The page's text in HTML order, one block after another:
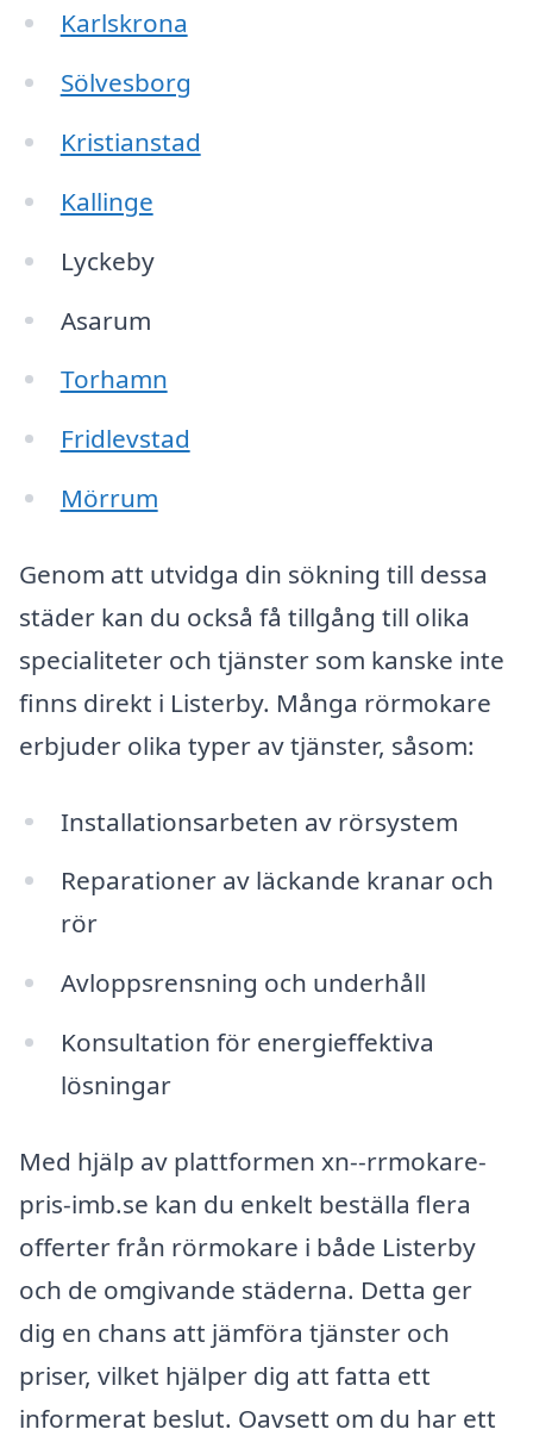
Karlskrona
Sölvesborg
Kristianstad
Kallinge
Lyckeby
Asarum
Torhamn
Fridlevstad
Mörrum
Genom att utvidga din sökning till dessa
städer kan du också få tillgång till olika
specialiteter och tjänster som kanske inte
finns direkt i Listerby. Många rörmokare
erbjuder olika typer av tjänster, såsom:
Installationsarbeten av rörsystem
Reparationer av läckande kranar och
rör
Avloppsrensning och underhåll
Konsultation för energieffektiva
lösningar
Med hjälp av plattformen xn--rrmokare-
pris-imb.se kan du enkelt beställa flera
offerter från rörmokare i både Listerby
och de omgivande städerna. Detta ger
dig en chans att jämföra tjänster och
priser, vilket hjälper dig att fatta ett
informerat beslut. Oavsett om du har ett